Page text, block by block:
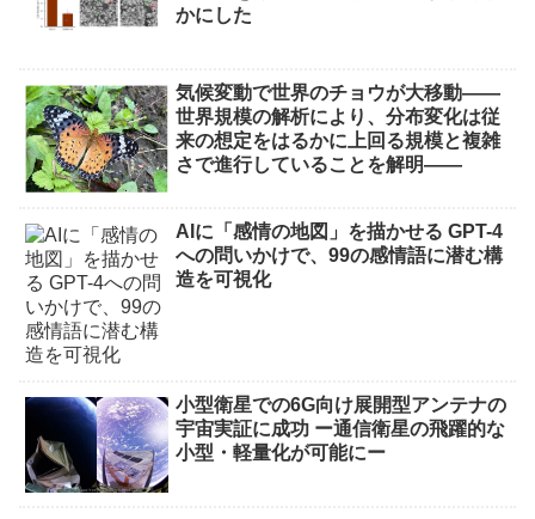
かにした
気候変動で世界のチョウが大移動――
世界規模の解析により、分布変化は従
来の想定をはるかに上回る規模と複雑
さで進行していることを解明――
AIに「感情の地図」を描かせる GPT-4
への問いかけで、99の感情語に潜む構
造を可視化
小型衛星での6G向け展開型アンテナの
宇宙実証に成功 ー通信衛星の飛躍的な
小型・軽量化が可能にー